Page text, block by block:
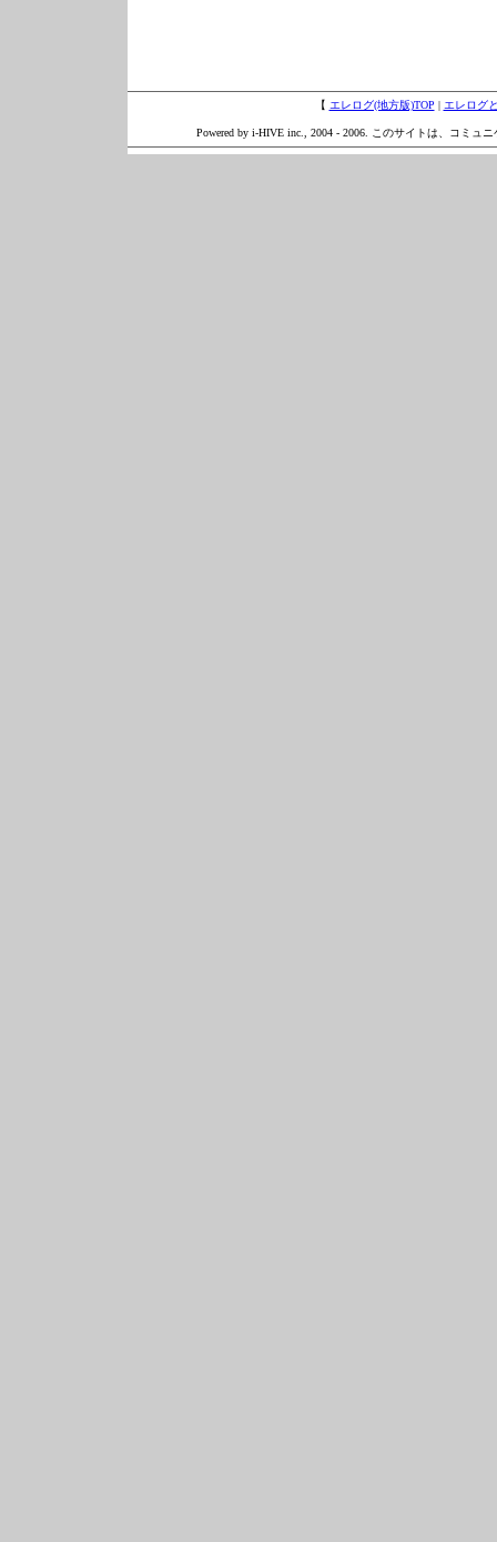
【 エレログ(地方版)TOP | エレログ
Powered by i-HIVE inc., 2004 - 2006. このサイトは、コミュ